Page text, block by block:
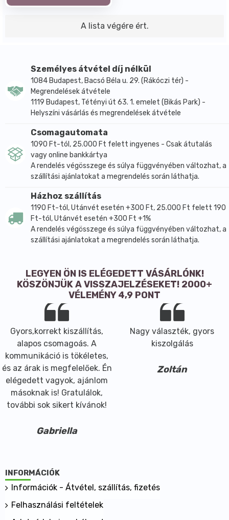
A lista végére ért.
Személyes átvétel díj nélkül
1084 Budapest, Bacsó Béla u. 29. (Rákóczi tér) -
Megrendelések átvétele
1119 Budapest, Tétényi út 63. 1. emelet (Bikás Park) -
Helyszíni vásárlás és megrendelések átvétele
Csomagautomata
1090 Ft-tól, 25.000 Ft felett ingyenes - Csak átutalás
vagy online bankkártya
A rendelés végösszege és súlya függvényében változhat, a
szállítási ajánlatokat a megrendelés során láthatja.
Házhoz szállítás
1190 Ft-tól, Utánvét esetén +300 Ft, 25.000 Ft felett 190
Ft-tól, Utánvét esetén +300 Ft +1%
A rendelés végösszege és súlya függvényében változhat, a
szállítási ajánlatokat a megrendelés során láthatja.
LEGYEN ÖN IS ELÉGEDETT VÁSÁRLÓNK!
KÖSZÖNJÜK A VISSZAJELZÉSEKET! 2000+
VÉLEMÉNY 4,9 PONT
Gyors,korrekt kiszállítás,
alapos csomagoás. A
kommunikáció is tökéletes,
és az árak is megfelelőek. Én
elégedett vagyok, ajánlom
másoknak is! Gratulálok,
további sok sikert kívánok!
Gabriella
Nagy választék, gyors
kiszolgálás
Zoltán
INFORMÁCIÓK
Információk - Átvétel, szállítás, fizetés
Felhasználási feltételek